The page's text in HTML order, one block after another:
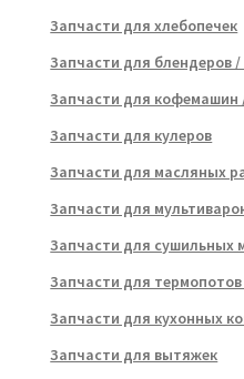
Запчасти для хлебопечек
Запчасти для блендеров /
Запчасти для кофемашин
Запчасти для кулеров
Запчасти для масляных
Запчасти для
Запчасти для сушильных
Запчасти для
Запчасти для кухонных
Запчасти для вытяжек